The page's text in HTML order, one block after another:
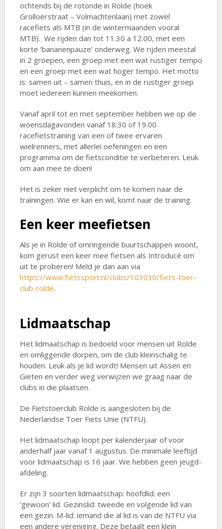
ochtends bij de rotonde in Rolde (hoek
Grolloërstraat – Volmachtenlaan) met zowel
racefiets als MTB (in de wintermaanden vooral
MTB). We rijden dan tot 11.30 a 12.00, met een
korte ‘bananenpauze’ onderweg. We rijden meestal
in 2 groepen, een groep met een wat rustiger tempo
en een groep met een wat hoger tempo. Het motto
is: samen uit – samen thuis, en in de rustiger groep
moet iedereen kunnen meekomen.
Vanaf april tot en met september hebben we op de
woensdagavonden vanaf 18.30 of 19.00
racefietstraining van een of twee ervaren
wielrenners, met allerlei oefeningen en een
programma om de fietsconditie te verbeteren. Leuk
om aan mee te doen!
Het is zeker niet verplicht om te komen naar de
trainingen. Wie er kan en wil, komt naar de training.
Een keer meefietsen
Als je in Rolde of omringende buurtschappen woont,
kom gerust een keer mee fietsen als Introducé om
uit te proberen! Meld je dan aan via
https://www.fietssport.nl/clubs/103030/fiets-toer-
club-rolde.
Lidmaatschap
Het lidmaatschap is bedoeld voor mensen uit Rolde
en omliggende dorpen, om de club kleinschalig te
houden. Leuk als je lid wordt! Mensen uit Assen en
Gieten en verder weg verwijzen we graag naar de
clubs in die plaatsen.
De Fietstoerclub Rolde is aangesloten bij de
Nederlandse Toer Fiets Unie (NTFU).
Het lidmaatschap loopt per kalenderjaar of voor
anderhalf jaar vanaf 1 augustus. De minimale leeftijd
voor lidmaatschap is 16 jaar. We hebben geen jeugd-
afdeling.
Er zijn 3 soorten lidmaatschap: hoofdlid: een
‘gewoon’ lid. Gezinslid: tweede en volgende lid van
een gezin. M-lid: iemand die al lid is van de NTFU via
een andere vereniging. Deze betaalt een klein